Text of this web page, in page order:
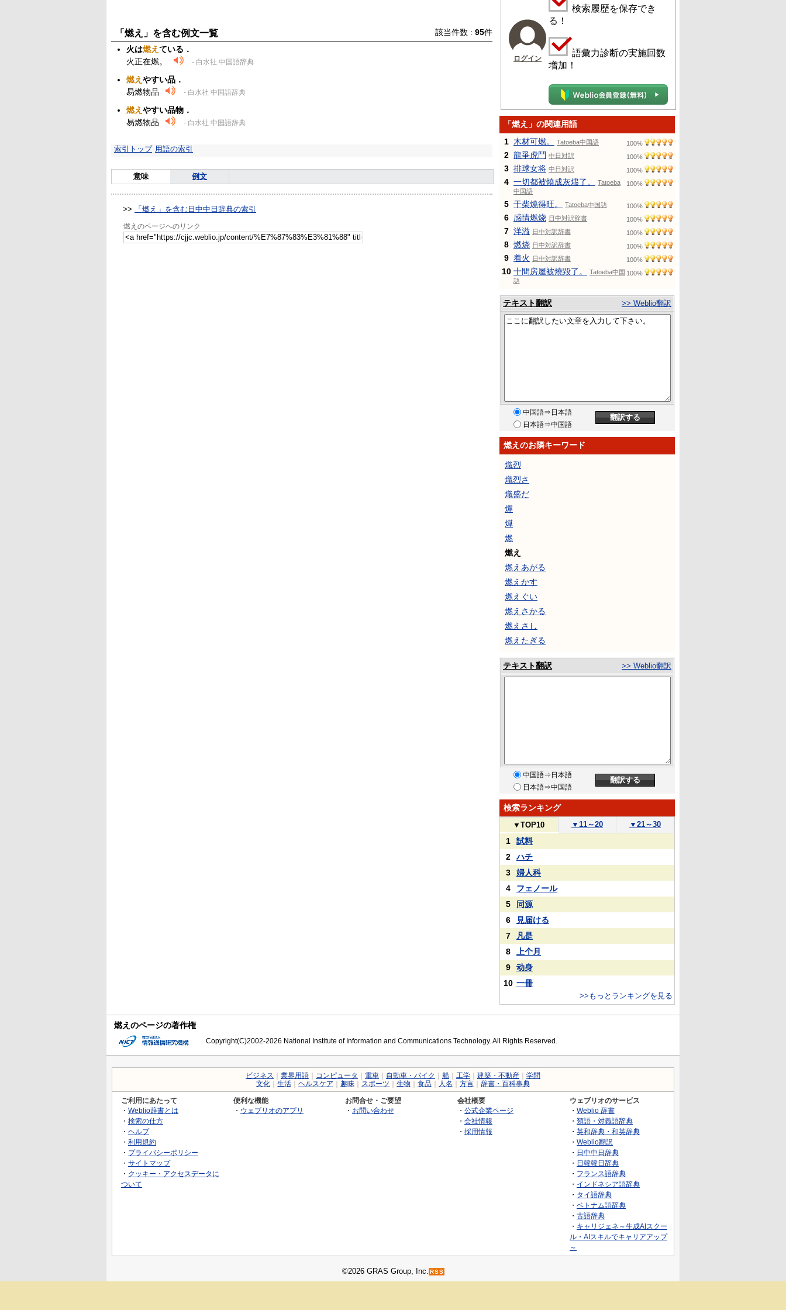
「燃え」を含む例文一覧 該当件数 : 95件
火は燃え ている．
火正在燃。
- 白水社 中国語辞典
燃え やすい品．
易燃物品
- 白水社 中国語辞典
燃え やすい品物．
易燃物品
- 白水社 中国語辞典
索引トップ 用語の索引
意味 例文
>> 「燃え」を含む日中中日辞典の索引
燃えのページへのリンク
ログイン
検索履歴を保存でき
る！
語彙力診断の実施回数
増加！
「燃え」の関連用語
1 木材可燃。 Tatoeba中国語 100%
2 龍爭虎鬥 中日対訳 100%
3 排球女将 中日対訳 100%
4 一切都被燒成灰燼了。
Tatoeba
中国語
100%
5 干柴燒得旺。 Tatoeba中国語 100%
6 感情燃烧 日中対訳辞書 100%
7 洋溢 日中対訳辞書 100%
8 燃烧 日中対訳辞書 100%
9 着火 日中対訳辞書 100%
10 十間房屋被燒毀了。
Tatoeba中国
語
100%
テキスト翻訳 >> Weblio翻訳
中国語⇒日本語
日本語⇒中国語
燃えのお隣キーワード
熾烈
熾烈さ
熾盛だ
燀
燁
燃
燃え
燃えあがる
燃えかす
燃えぐい
燃えさかる
燃えさし
燃えたぎる
テキスト翻訳 >> Weblio翻訳
中国語⇒日本語
日本語⇒中国語
検索ランキング
▼ TOP10 ▼ 11～20 ▼ 21～30
1
試料
2
ハチ
3
婦人科
4
フェノール
5
同源
6
見届ける
7
凡是
8
上个月
9
动身
10 一冊
>>もっとランキングを見る
燃えのページの著作権
Copyright(C)2002-2026 National Institute of Information and Communications Technology. All Rights Reserved.
ビジネス 業界用語 コンピュータ 電車 自動車・バイク 船 工学 建築・不動産
学問
文化
生活 ヘルスケア 趣味 スポーツ 生物 食品 人名 方言 辞書・百科事典
ご利用にあたって
・ Weblio辞書とは
・ 検索の仕方
・ ヘルプ
・ 利用規約
・ プライバシーポリシー
・ サイトマップ
・ クッキー・アクセスデータに
ついて
便利な機能
・ ウェブリオのアプリ
お問合せ・ご要望
・ お問い合わせ
会社概要
・ 公式企業ページ
・ 会社情報
・ 採用情報
ウェブリオのサービス
・ Weblio 辞書
・ 類語・対義語辞典
・ 英和辞典・和英辞典
・ Weblio翻訳
・ 日中中日辞典
・ 日韓韓日辞典
・ フランス語辞典
・ インドネシア語辞典
・ タイ語辞典
・ ベトナム語辞典
・ 古語辞典
・ キャリジェネ～生成AIスクー
ル・AIスキルでキャリアアップ
～
©2026 GRAS Group, Inc. RSS